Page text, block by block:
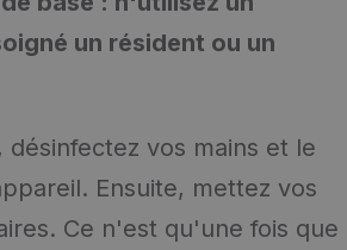
un résident ou un
vos mains et le
Ensuite, mettez vos
Ce n'est qu'une fois que